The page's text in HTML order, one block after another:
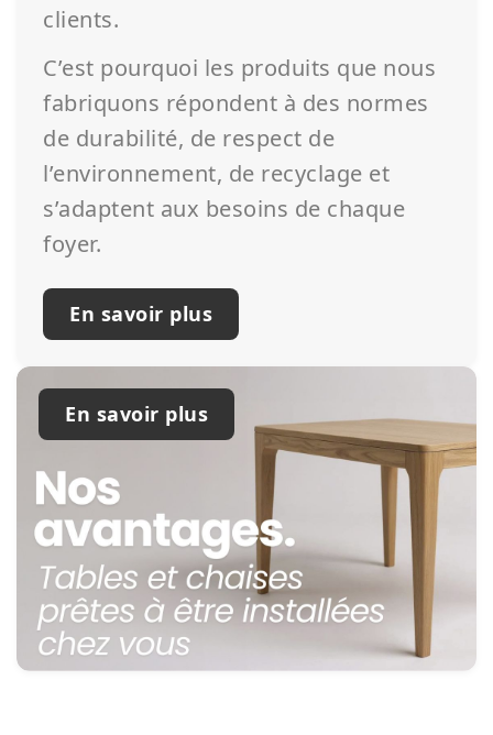
clients.
C’est pourquoi les produits que nous
fabriquons répondent à des normes
de durabilité, de respect de
l’environnement, de recyclage et
s’adaptent aux besoins de chaque
foyer.
En savoir plus
En savoir plus